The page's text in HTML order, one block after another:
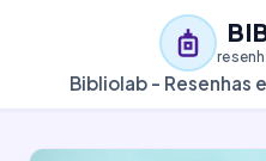
Bibliolab - Resenhas